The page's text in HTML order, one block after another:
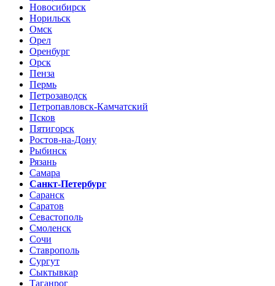
Новосибирск
Норильск
Омск
Орел
Оренбург
Орск
Пенза
Пермь
Петрозаводск
Петропавловск-Камчатский
Псков
Пятигорск
Ростов-на-Дону
Рыбинск
Рязань
Самара
Санкт-Петербург
Саранск
Саратов
Севастополь
Смоленск
Сочи
Ставрополь
Сургут
Сыктывкар
Таганрог